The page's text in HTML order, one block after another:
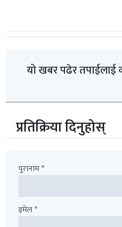
यो खबर पढेर
प्रतिक्रिया दिनुहोस्
पुरानाम *
इमेल *